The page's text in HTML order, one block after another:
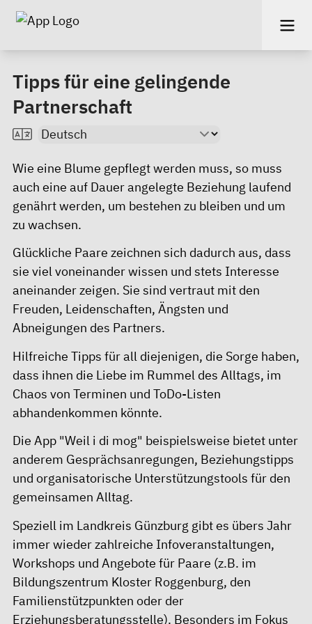
Tipps für eine gelingende
Partnerschaft
Wie eine Blume gepflegt werden muss, so muss
auch eine auf Dauer angelegte Beziehung laufend
genährt werden, um bestehen zu bleiben und um
zu wachsen.
Glückliche Paare zeichnen sich dadurch aus, dass
sie viel voneinander wissen und stets Interesse
aneinander zeigen. Sie sind vertraut mit den
Freuden, Leidenschaften, Ängsten und
Abneigungen des Partners.
Hilfreiche Tipps für all diejenigen, die Sorge haben,
dass ihnen die Liebe im Rummel des Alltags, im
Chaos von Terminen und ToDo-Listen
abhandenkommen könnte.
Die App "Weil i di mog" beispielsweise bietet unter
anderem Gesprächsanregungen, Beziehungstipps
und organisatorische Unterstützungstools für den
gemeinsamen Alltag.
Speziell im Landkreis Günzburg gibt es übers Jahr
immer wieder zahlreiche Infoveranstaltungen,
Workshops und Angebote für Paare (z.B. im
Bildungszentrum Kloster Roggenburg, den
Familienstützpunkten oder der
Erziehungsberatungsstelle). Besonders im Fokus